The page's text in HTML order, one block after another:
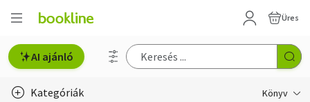
Üres
AI ajánló
Kategóriák Könyv